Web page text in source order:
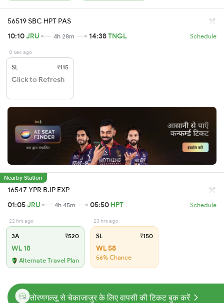
56519 SBC HPT PAS
10:10JRU 4h 28m 14:38TNGL Schedule
0 sec ago
SL ₹115
Click to Refresh
Nearby Station
16547 YPR BJP EXP
01:05JRU 4h 45m 05:50 HPT Schedule
22 hrs ago
3A ₹520
WL 18
Alternate Travel Plan
23 hrs ago
SL ₹150
WL 58
56% Chance
तोरणगल्लू से चेकाजाजुर के लिए वापसी की टिकट बुक करें